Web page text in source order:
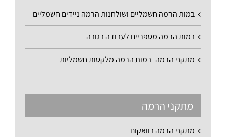
במות הרמה חשמליים ושולחנות הרמה ניידים חשמליים
במות הרמה מספריים לעבודה בגובה
מתקני הרמה -במות הרמה מלקטות חשמליות
מתקני הרמה
מתקני הרמה בוואקום